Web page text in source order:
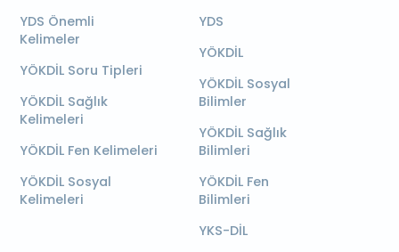
YDS Önemli
Kelimeler
YÖKDİL Soru Tipleri
YÖKDİL Sağlık
Kelimeleri
YÖKDİL Fen Kelimeleri
YÖKDİL Sosyal
Kelimeleri
YDS
YÖKDİL
YÖKDİL Sosyal
Bilimler
YÖKDİL Sağlık
Bilimleri
YÖKDİL Fen
Bilimleri
YKS-DİL